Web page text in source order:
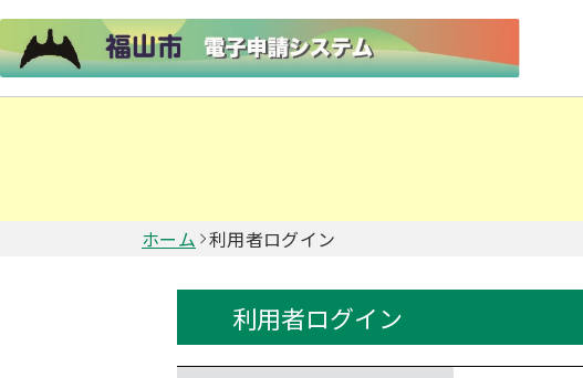
ホーム 利用者ログイン
利用者ログイン